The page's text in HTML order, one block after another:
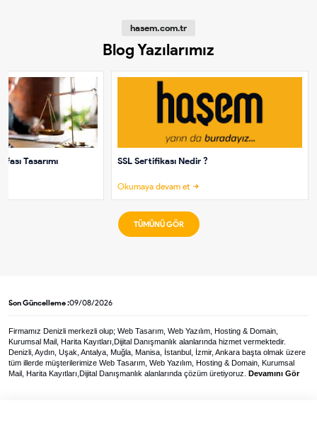
hasem.com.tr
Blog Yazılarımız
Tasarımı SSL Sertifikası Nedir ?
Okumaya devam et
TÜMÜNÜ GÖR
Son Güncelleme :09/08/2026
Firmamız Denizli merkezli olup; Web Tasarım, Web Yazılım, Hosting & Domain,
Kurumsal Mail, Harita Kayıtları,Dijital Danışmanlık alanlarında hizmet vermektedir.
Denizli, Aydın, Uşak, Antalya, Muğla, Manisa, İstanbul, İzmir, Ankara başta olmak üzere
tüm illerde müşterilerimize Web Tasarım, Web Yazılım, Hosting & Domain, Kurumsal
Mail, Harita Kayıtları,Dijital Danışmanlık alanlarında çözüm üretiyoruz. Devamını Gör